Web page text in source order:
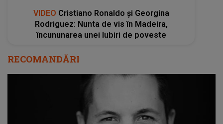
VIDEO Cristiano Ronaldo și Georgina
Rodriguez: Nunta de vis în Madeira,
încununarea unei Iubiri de poveste
RECOMANDĂRI